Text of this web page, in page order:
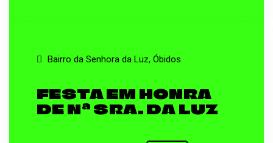
Bairro da Senhora da Luz, Óbidos
FESTA EM HONRA
DE Nª SRA. DA LUZ